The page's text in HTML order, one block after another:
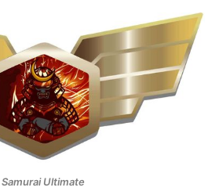
Samurai Ultimate